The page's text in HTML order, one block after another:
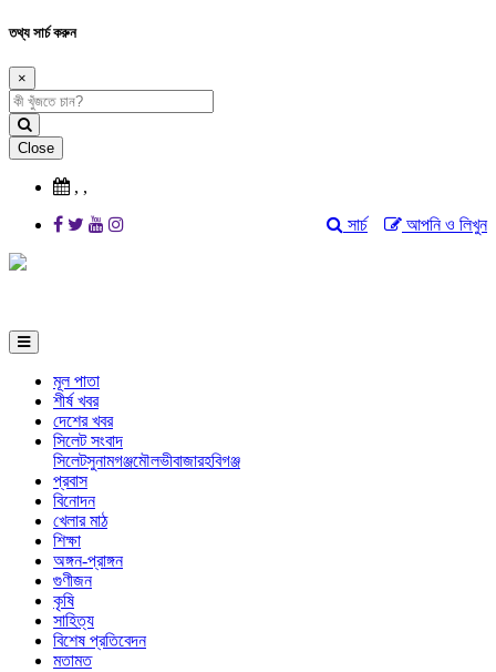
তথ্য সার্চ করুন
×
Close
, ,
আপনি ও লিখুন
সার্চ
মূল পাতা
শীর্ষ খবর
দেশের খবর
সিলেট সংবাদ
সিলেটসুনামগঞ্জমৌলভীবাজারহবিগঞ্জ
প্রবাস
বিনোদন
খেলার মাঠ
শিক্ষা
অঙ্গন-প্রাঙ্গন
গুণীজন
কৃষি
সাহিত্য
বিশেষ প্রতিবেদন
মতামত